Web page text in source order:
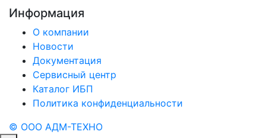
Информация
О компании
Новости
Документация
Сервисный центр
Каталог ИБП
Политика конфиденциальности
© ООО АДМ-ТЕХНО